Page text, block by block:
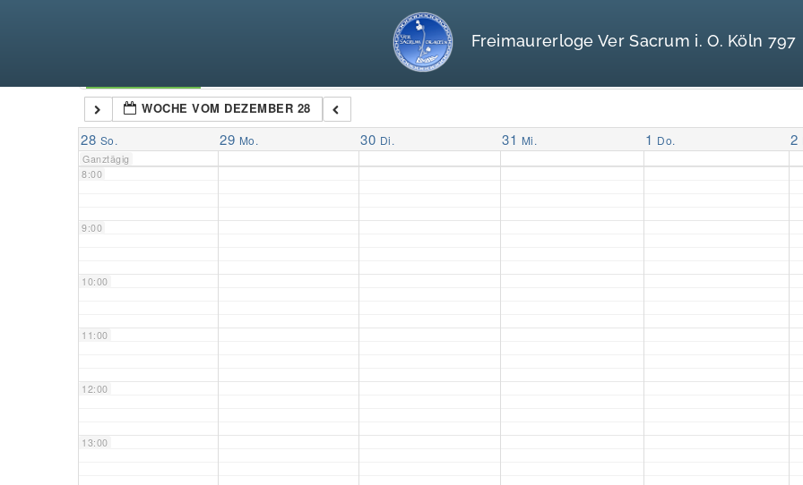
Freimaurerloge Ver Sacrum i. O. Köln 797
WOCHE VOM DEZEMBER 28
28 So. 29 Mo. 30 Di. 31 Mi. 1 Do. 2
Ganztägig
7:00
8:00
9:00
10:00
11:00
12:00
13:00